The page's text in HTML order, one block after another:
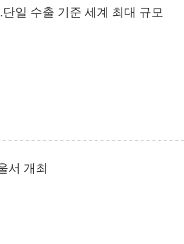
일 수출 기준 세계 최대 규모
서 개최